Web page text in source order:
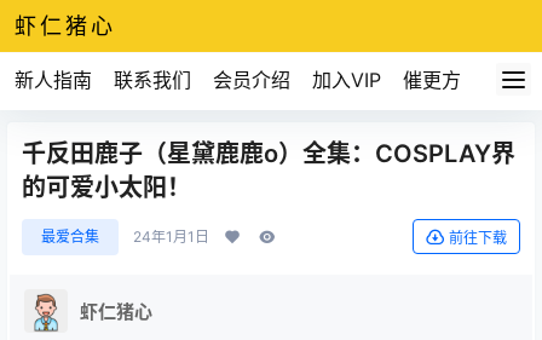
虾仁猪心
新人指南 联系我们 会员介绍 加入VIP 催更方式
千反田鹿子（星黛鹿鹿o）全集：COSPLAY界
的可爱小太阳！
最爱合集 24年1月1日 前往下载
虾仁猪心